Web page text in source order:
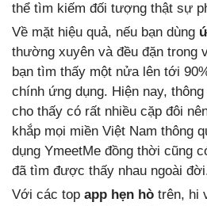
thể tìm kiếm đối tượng thật sự
Về mặt hiệu quả, nếu bạn dùng
thường xuyên và đều đặn trong
bạn tìm thấy một nửa lên tới
chính ứng dụng. Hiện nay,
cho thấy có rất nhiều cặp đôi
khắp mọi miền Việt Nam thông
dụng YmeetMe đồng thời cũng
đã tìm được thấy nhau ngoài
Với các top app hẹn hò trên, hi